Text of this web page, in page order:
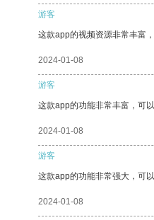
游客
这款app的视频资源非常丰富
2024-01-08
游客
这款app的功能非常丰富，可
2024-01-08
游客
这款app的功能非常强大，可
2024-01-08